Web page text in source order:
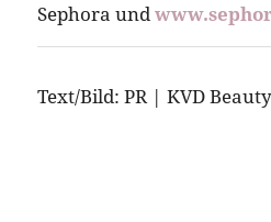
Sephora und
Text/Bild: PR | KVD Beauty